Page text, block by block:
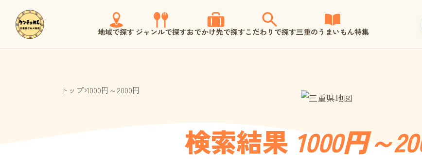
地域で探すジャンルで探すおでかけ先で探すこだわりで探す三重のうまいもん特集
トップ 1000円～2000円
検索結果 1000円～